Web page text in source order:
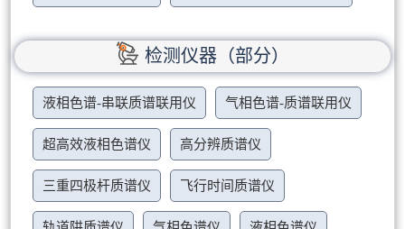
检测仪器（部分）
液相色谱-串联质谱联用仪 气相色谱-质谱联用仪
超高效液相色谱仪 高分辨质谱仪
三重四极杆质谱仪 飞行时间质谱仪